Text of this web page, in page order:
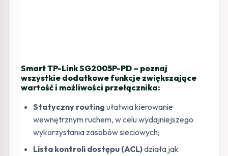
Smart TP-Link SG2005P-PD – poznaj
wszystkie dodatkowe funkcje zwiększające
wartość i możliwości przełącznika:
Statyczny routing ułatwia kierowanie
wewnętrznym ruchem, w celu wydajniejszego
wykorzystania zasobów sieciowych;
Lista kontroli dostępu (ACL)działa jak